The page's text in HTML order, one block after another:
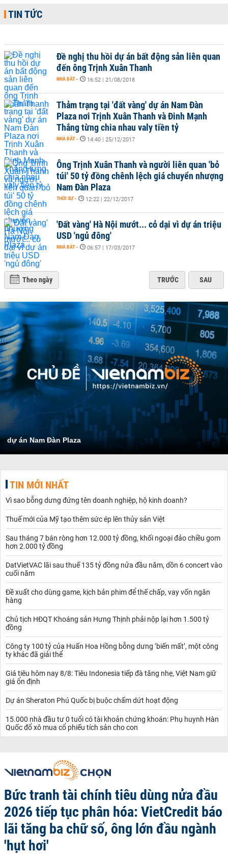
TIN TỨC
Đề nghị thu hồi dự án bất động sản liên quan
đến ông Trịnh Xuân Thanh
NHÀ ĐẤT - 16:52 | 21/08/2018
Thảm trạng tại 'đất vàng' dự án Nam Đàn
Plaza nơi Trịnh Xuân Thanh và Đinh Mạnh
Thắng từng chia nhau valy tiền tỷ
NHÀ ĐẤT - 14:40 | 25/12/2017
Ông Trịnh Xuân Thanh và người liên quan 'bỏ
túi' 50 tỷ đồng chênh lệch giá chuyển nhượng
Nam Đàn Plaza
THỜI SỰ - 12:22 | 22/12/2017
'Đất vàng' Hà Nội mướt... cỏ dại vì dự án triệu
USD 'ngủ đông'
NHÀ ĐẤT - 06:57 | 17/03/2017
Theo ngày TRƯỚC SAU
dự án Nam Đàn Plaza
TIN MỚI NHẤT
Vì sao bỗng dưng đứng tên doanh nghiệp, hộ kinh doanh?
Thuế mới của Mỹ tạo thêm sức ép lên thủy sản Việt
Sau tháng 7 bán ròng hơn 12.000 tỷ đồng, khối ngoại đảo chiều gom
hơn 2.000 tỷ đồng
DatVietVAC lãi sau thuế 135 tỷ đồng nửa đầu năm, dồn 6 concert vào
cuối năm
Đề xuất cho dùng game, kịch bản phim để thế chấp, vay vốn ngân
hàng
Chủ tịch HĐQT Khoáng sản Hưng Thịnh phải nộp lại hơn 1.500 tỷ
đồng
Công ty 100 tỷ của Huấn Hoa Hồng bỗng dưng ‘biến mất’, một công
ty khác đã giải thể
Giá tiêu hôm nay 8/8: Tiêu Indonesia tiếp đà tăng nhẹ, Việt Nam giữ
giá ổn định
Dự án Sheraton Phú Quốc bị buộc chấm dứt hoạt động
15.000 nhà đầu tư 0 tuổi có tài khoản chứng khoán: Phụ huynh Hàn
Quốc đổ xô mua cổ phiếu tích sản cho con
Bức tranh tài chính tiêu dùng nửa đầu
2026 tiếp tục phân hóa: VietCredit báo
lãi tăng ba chữ số, ông lớn đầu ngành
'hụt hơi'